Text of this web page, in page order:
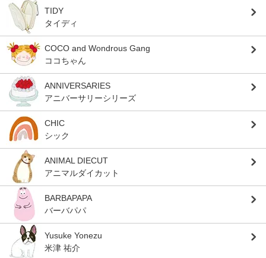
TIDY
タイディ
COCO and Wondrous Gang
ココちゃん
ANNIVERSARIES
アニバーサリーシリーズ
CHIC
シック
ANIMAL DIECUT
アニマルダイカット
BARBAPAPA
バーバパパ
Yusuke Yonezu
米津 祐介